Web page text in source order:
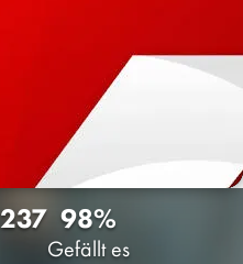
237 98%
Gefällt es